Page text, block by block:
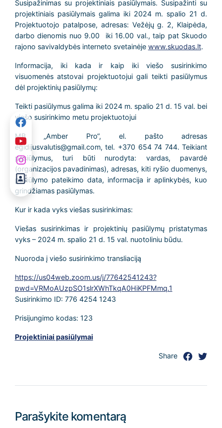
Susipažinimas su projektiniais pasiūlymais. Susipažinti su
projektiniais pasiūlymais galima iki 2024 m. spalio 21 d.
Projektuotojo patalpose, adresas: Vežėjų g. 2, Klaipėda,
darbo dienomis nuo 9.00 iki 16.00 val., taip pat Skuodo
rajono savivaldybės interneto svetainėje www.skuodas.lt.
Informacija, iki kada ir kaip iki viešo susirinkimo
visuomenės atstovai projektuotojui gali teikti pasiūlymus
dėl projektinių pasiūlymų:
Teikti pasiūlymus galima iki 2024 m. spalio 21 d. 15 val. bei
viešo susirinkimo metu projektuotojui
MB „Amber Pro“, el. pašto adresas
egidijusvalutis@gmail.com, tel. +370 654 74 744. Teikiant
pasiūlymus, turi būti nurodyta: vardas, pavardė
(organizacijos pavadinimas), adresas, kiti ryšio duomenys,
pasiūlymo pateikimo data, informacija ir aplinkybės, kuo
grindžiamas pasiūlymas.
Kur ir kada vyks viešas susirinkimas:
Viešas susirinkimas ir projektinių pasiūlymų pristatymas
vyks – 2024 m. spalio 21 d. 15 val. nuotoliniu būdu.
Nuoroda į viešo susirinkimo transliaciją
https://us04web.zoom.us/j/77642541243?
pwd=VRMoAUzpSO1slrXWhTkqA0HiKPFMmq.1
Susirinkimo ID: 776 4254 1243
Prisijungimo kodas: 123
Projektiniai pasiūlymai
Share
Parašykite komentarą